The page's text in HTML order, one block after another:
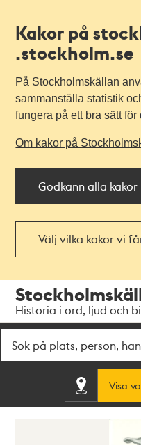
Kakor på
.stockholm.se
På Stockholmskällan
sammanställa statistik
fungera på ett bra sätt för
Om kakor på
Godkänn alla kakor
Välj vilka kakor vi
navigationen
huvudinnehållet
Historia i ord, ljud och
Visa